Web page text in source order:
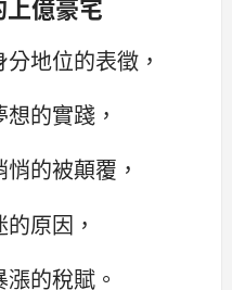
地位的表徵，
的實踐，
的被顛覆，
原因，
的稅賦。